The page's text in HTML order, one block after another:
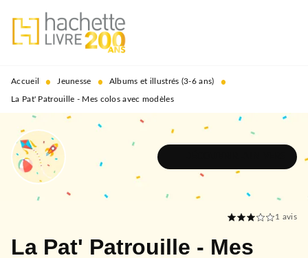
MENU RECHERCHE
PIED DE PAGE
Accueil • Jeunesse • Albums et illustrés (3-6 ans) •
La Pat' Patrouille - Mes colos avec modèles
1 avis
La Pat' Patrouille - Mes